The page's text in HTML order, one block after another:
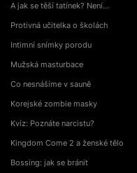
A jak se těší tatínek? Není…
Protivná učitelka o školách
Intimní snímky porodu
Mužská masturbace
Co nesnášíme v sauně
Korejské zombie masky
Kvíz: Poznáte narcistu?
Kingdom Come 2 a ženské tělo
Bossing: jak se bránit